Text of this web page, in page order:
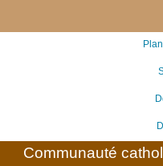
Communauté